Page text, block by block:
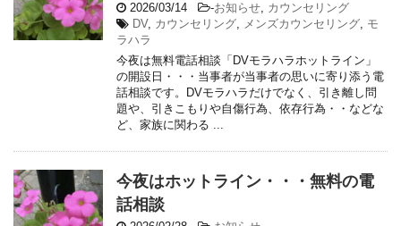
2026/03/14 -お知らせ, カウンセリング
DV, カウンセリング, メンズカウンセリング, モ
ラハラ
今夜は無料電話相談「DVモラハラホットライン」
の開設日・・・当事者が当事者の思いに寄り添う電
話相談です。DVモラハラだけでなく、引き離し問
題や、引きこもりや自傷行為、依存行為・・などな
ど、家族に関わる ...
今夜はホットライン・・・無料の電
話相談